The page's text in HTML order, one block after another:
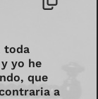
toda
yo he
que
a